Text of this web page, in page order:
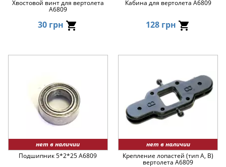
Хвостовой винт для вертолета
A6809
30 грн
Кабина для вертолета A6809
128 грн
нет в наличии
Подшипник 5*2*25 A6809
нет в наличии
Крепление лопастей (тип A, B)
вертолета A6809